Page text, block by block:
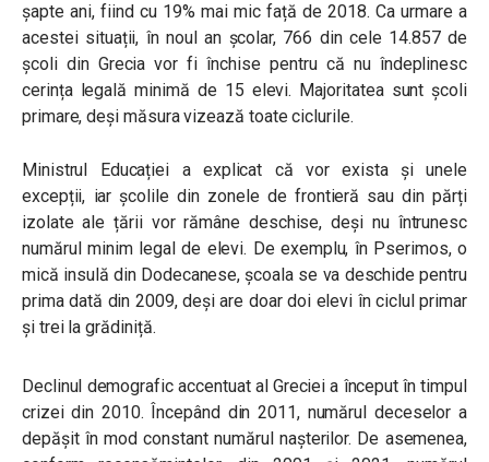
șapte ani, fiind cu 19% mai mic față de 2018. Ca urmare a
acestei situații, în noul an școlar, 766 din cele 14.857 de
școli din Grecia vor fi închise pentru că nu îndeplinesc
cerința legală minimă de 15 elevi. Majoritatea sunt școli
primare, deși măsura vizează toate ciclurile.
Ministrul Educației a explicat că vor exista și unele
excepții, iar școlile din zonele de frontieră sau din părți
izolate ale țării vor rămâne deschise, deși nu întrunesc
numărul minim legal de elevi. De exemplu, în Pserimos, o
mică insulă din Dodecanese, școala se va deschide pentru
prima dată din 2009, deși are doar doi elevi în ciclul primar
și trei la grădiniță.
Declinul demografic accentuat al Greciei a început în timpul
crizei din 2010. Începând din 2011, numărul deceselor a
depășit în mod constant numărul nașterilor. De asemenea,